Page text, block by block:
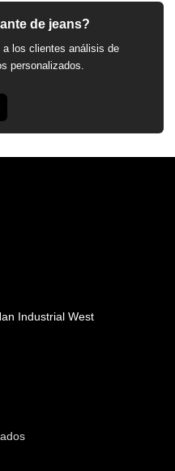
de jeans?
a los clientes análisis de
personalizados.
Industrial West